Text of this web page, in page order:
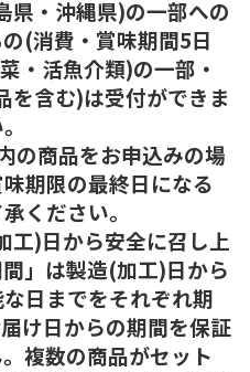
・沖縄県)の一部への
(消費・賞味期間5日
・活魚介類)の一部・
を含む)は受付ができま
の商品をお申込みの場
期限の最終日になる
ください。
)日から安全に召し上
」は製造(加工)日から
日までをそれぞれ期
け日からの期間を保証
複数の商品がセット